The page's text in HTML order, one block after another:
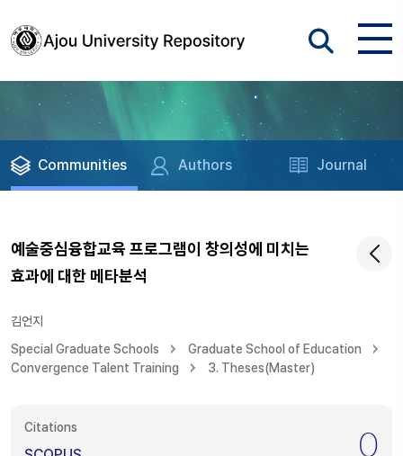
Communities Authors Journal
예술중심융합교육 프로그램이 창의성에 미치는
효과에 대한 메타분석
김언지
Special Graduate Schools
Graduate School of Education
Convergence Talent Training
3. Theses(Master)
Citations
0